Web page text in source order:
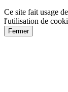
Ce site fait usage
l'utilisation de
Fermer